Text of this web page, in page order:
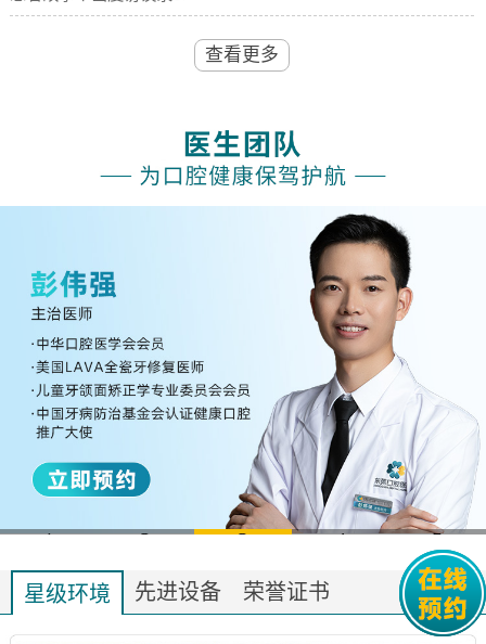
查看更多
1 2 3 4 5
星级环境 先进设备 荣誉证书